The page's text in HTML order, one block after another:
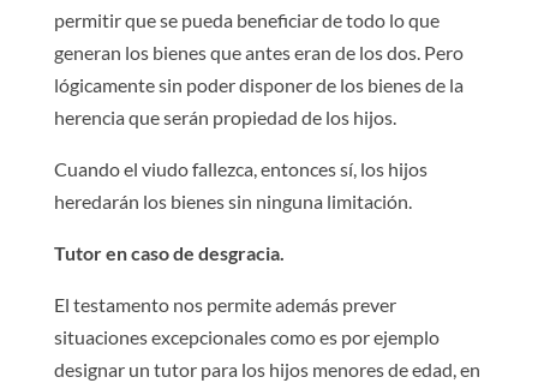
permitir que se pueda beneficiar de todo lo que
generan los bienes que antes eran de los dos. Pero
lógicamente sin poder disponer de los bienes de la
herencia que serán propiedad de los hijos.
Cuando el viudo fallezca, entonces sí, los hijos
heredarán los bienes sin ninguna limitación.
Tutor en caso de desgracia.
El testamento nos permite además prever
situaciones excepcionales como es por ejemplo
designar un tutor para los hijos menores de edad, en